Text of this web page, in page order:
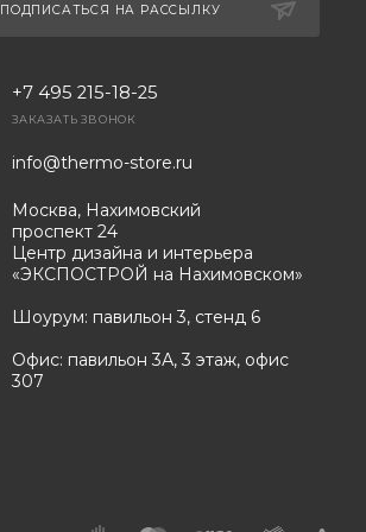
ПОДПИСАТЬСЯ НА РАССЫЛКУ
+7 495 215-18-25
ЗАКАЗАТЬ ЗВОНОК
info@thermo-store.ru
Москва, Нахимовский
проспект 24
Центр дизайна и интерьера
«ЭКСПОСТРОЙ на Нахимовском»
Шоурум: павильон 3, стенд 6
Офис: павильон 3А, 3 этаж, офис
307